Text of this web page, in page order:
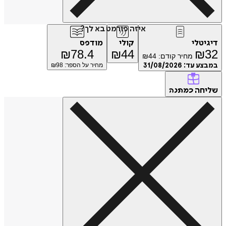
איזה פורמט בא לך?
₪ מחיר קודם: ₪44
עד:31/08/2026
₪ 44
מודפס
₪78.4
מחיר על הספר: ₪98
כמתנה